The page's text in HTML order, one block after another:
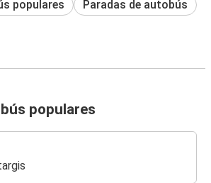
populares
Paradas de autobús
populares